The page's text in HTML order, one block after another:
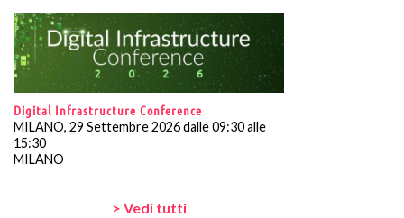
Digital Infrastructure Conference
MILANO, 29 Settembre 2026 dalle 09:30 alle
15:30
MILANO
> Vedi tutti